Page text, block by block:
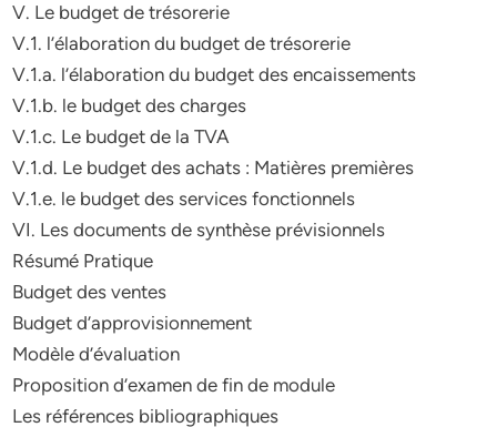
V. Le budget de trésorerie
V.1. l’élaboration du budget de trésorerie
V.1.a. l’élaboration du budget des encaissements
V.1.b. le budget des charges
V.1.c. Le budget de la TVA
V.1.d. Le budget des achats : Matières premières
V.1.e. le budget des services fonctionnels
VI. Les documents de synthèse prévisionnels
Résumé Pratique
Budget des ventes
Budget d’approvisionnement
Modèle d’évaluation
Proposition d’examen de fin de module
Les références bibliographiques